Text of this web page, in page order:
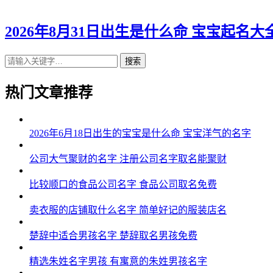
2026年8月31日出生是什么命 宝宝起名大
搜索
热门文章推荐
2026年6月18日出生的宝宝是什么命 宝宝洋气的名字
公司大气聚财的名字 注册公司名字取名能聚财
比较顺口的食品公司名字 食品公司取名免费
卖衣服的店铺取什么名字 简单好记的服装店名
楚辞中适合男孩名字 楚辞取名男孩免费
精选朱姓名字男孩 有寓意的朱姓男孩名字